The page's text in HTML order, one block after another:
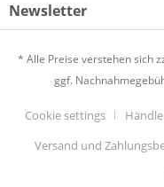
Newsletter
* Alle Preise verstehen sich
ggf.
Cookie settings
Versand und